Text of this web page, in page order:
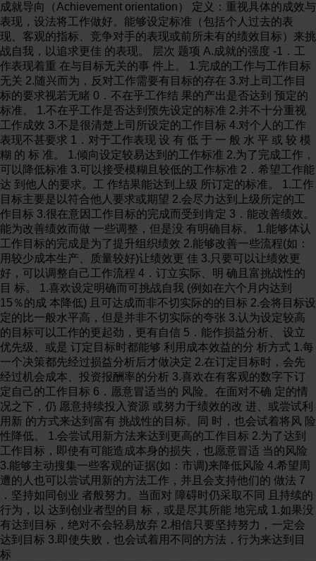
成就导向（Achievement orientation） 定义：重视具体的成效与
表现，设法将工作做好。能够设定标准（包括个人过去的表
现、客观的指标、竞争对手的表现或前所未有的绩效目标）来挑
战自我，以追求更佳 的表现。 层次 题项 A.成就的强度 -1．工
作表现着重 在与目标无关的事 件上。 1.完成的工作与工作目标
无关 2.随兴而为，反对工作需要有目标的存在 3.对上司工作目
标的要求视若无睹 0．不在乎工作结 果的产出是否达到 预定的
标准。 1.不在乎工作是否达到预先设定的标准 2.并不十分重视
工作成效 3.不是很清楚上司所设定的工作目标 4.对个人的工作
表现不甚要求 1．对于工作表现 设 有 低 于 一 般 水 平 或 较 模
糊 的 标 准。 1.倾向设定较易达到的工作标准 2.为了完成工作，
可以降低标准 3.可以接受模糊且较低的工作标准 2．希望工作能
达 到他人的要求。工 作结果能达到上级 所订定的标准。 1.工作
目标主要是以符合他人要求或期望 2.会尽力达到上级所定的工
作目标 3.很在意因工作目标的完成而受到肯定 3．能改善绩效。
能为改善绩效而做 一些调整，但是没 有明确目标。 1.能够体认
工作目标的完成是为了提升组织绩效 2.能够改善一些流程(如：
用较少成本生产、质量较好)让绩效更 佳 3.只要可以让绩效更
好，可以调整自己工作流程 4．订立实际、明 确且富挑战性的
目 标。 1.喜欢设定明确而可挑战自我 (例如在六个月内达到
15％的成 本降低) 且可达成而非不切实际的的目标 2.会将目标设
定的比一般水平高，但是并非不切实际的夸张 3.认为设定较高
的目标可以工作的更起劲，更有自信 5．能作损益分析、 设立
优先级、或是 订定目标时都能够 利用成本效益的分 析方式 1.每
一个决策都先经过损益分析后才做决定 2.在订定目标时，会先
经过机会成本、投资报酬率的分析 3.喜欢在有客观的数字下订
定自己的工作目标 6．愿意冒适当的 风险。在面对不确 定的情
况之下，仍 愿意持续投入资源 或努力于绩效的改 进、或尝试利
用新 的方式来达到富有 挑战性的目标。同 时，也会试着将风 险
性降低。 1.会尝试用新方法来达到更高的工作目标 2.为了达到
工作目标，即使有可能造成本身的损失，也愿意冒适 当的风险
3.能够主动搜集一些客观的证据(如：市调)来降低风险 4.希望周
遭的人也可以尝试用新的方法工作，并且会支持他们的 做法 7
．坚持如同创业 者般努力。当面对 障碍时仍采取不同 且持续的
行为，以 达到创业者型的目 标，或是尽其所能 地完成 1.如果没
有达到目标，绝对不会轻易放弃 2.相信只要坚持努力，一定会
达到目标 3.即使失败，也会试着用不同的方法，行为来达到目
标